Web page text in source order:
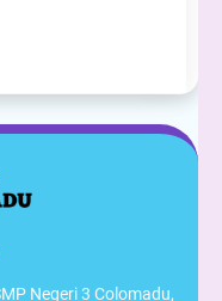
Negeri 3 Colomadu,